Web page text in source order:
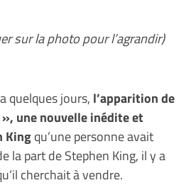
sur la photo pour l’agrandir)
quelques jours, l’apparition de
une nouvelle inédite et
Kingqu’une personne avait
la part de Stephen King, il y a
cherchait à vendre.